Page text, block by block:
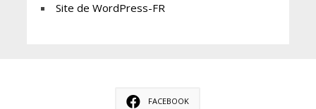
Site de WordPress-FR
FACEBOOK